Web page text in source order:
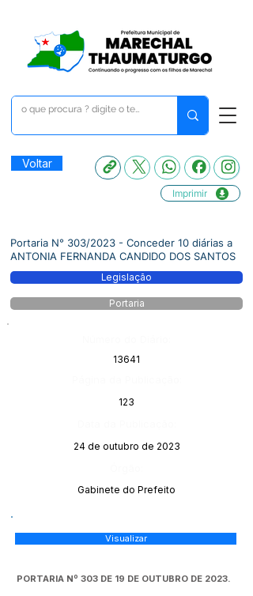
Voltar
Imprimir
Portaria N° 303/2023 - Conceder 10 diárias a
ANTONIA FERNANDA CANDIDO DOS SANTOS
Legislação
Portaria
13641
123
24 de outubro de 2023
Gabinete do Prefeito
Visualizar
PORTARIA Nº 303 DE 19 DE OUTUBRO DE 2023.